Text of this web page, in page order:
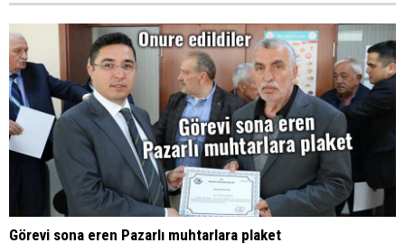
Görevi sona eren Pazarlı muhtarlara plaket